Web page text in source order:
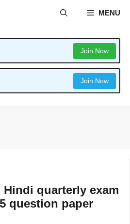
MENU
Join Now
Join Now
Hindi quarterly exam
question paper